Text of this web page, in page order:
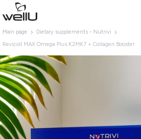
Main page
Dietary supplements - Nutrivi
Revicoll MAX Omega Plus K2MK7 + Collagen Booster